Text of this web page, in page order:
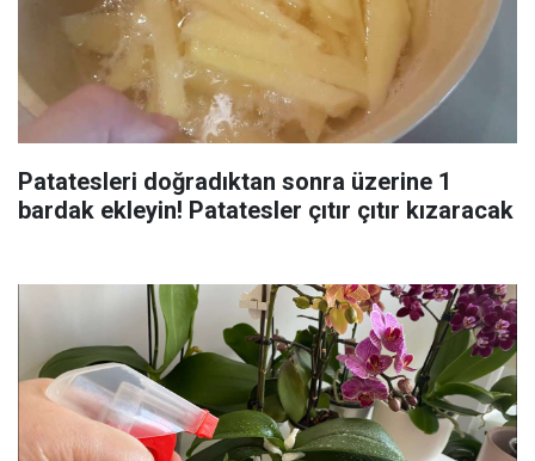
Patatesleri doğradıktan sonra üzerine 1
bardak ekleyin! Patatesler çıtır çıtır kızaracak